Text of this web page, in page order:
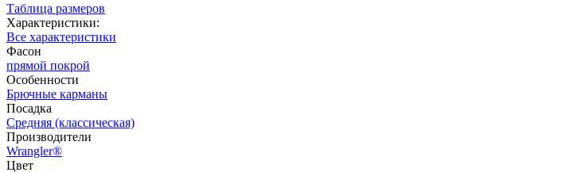
Таблица размеров
Характеристики:
Все характеристики
Фасон
прямой покрой
Особенности
Брючные карманы
Посадка
Средняя (классическая)
Производители
Wrangler®
Цвет